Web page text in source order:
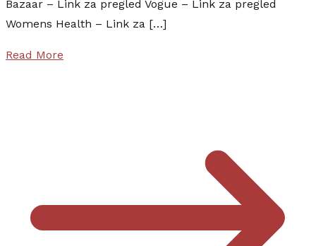
Bazaar – Link za pregled Vogue – Link za pregled
Womens Health – Link za […]
Read More